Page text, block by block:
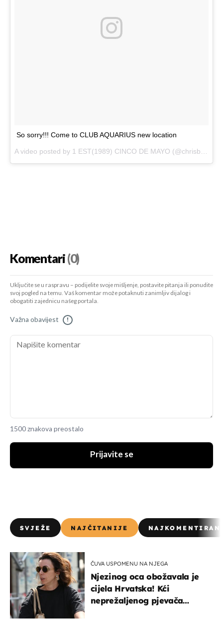
So sorry!!! Come to CLUB AQUARIUS new location
Komentari(0)
Uključite se u raspravu – podijelite svoje mišljenje, postavite pitanja ili ponudite
svoj pogled na temu. Vaš komentar može potaknuti zanimljiv dijalog i
obogatiti zajednicu našeg portala.
Važna obavijest !
1500 znakova preostalo
Prijavite se
SVJEŽE NAJČITANIJE
ČUVA USPOMENU NA NJEGA
Njezinog oca obožavala je
cijela Hrvatska! Kći
neprežaljenog pjevača